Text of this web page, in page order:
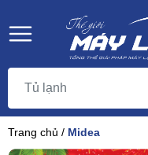
Trang chủ / Midea